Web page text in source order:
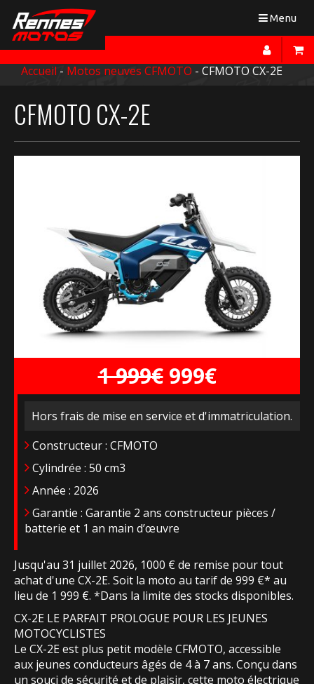
Toggle
Menu
Accueil - Motos neuves CFMOTO - CFMOTO CX-2E
CFMOTO CX-2E
1 999€999€
Hors frais de mise en service et d'immatriculation.
Constructeur : CFMOTO
Cylindrée : 50 cm3
Année : 2026
Garantie : Garantie 2 ans constructeur pièces /
batterie et 1 an main d’œuvre
Jusqu'au 31 juillet 2026, 1000 € de remise pour tout
achat d'une CX-2E. Soit la moto au tarif de 999 €* au
lieu de 1 999 €. *Dans la limite des stocks disponibles.
CX-2E LE PARFAIT PROLOGUE POUR LES JEUNES
MOTOCYCLISTES
Le CX-2E est plus petit modèle CFMOTO, accessible
aux jeunes conducteurs âgés de 4 à 7 ans. Conçu dans
un souci de sécurité et de plaisir, cette moto électrique